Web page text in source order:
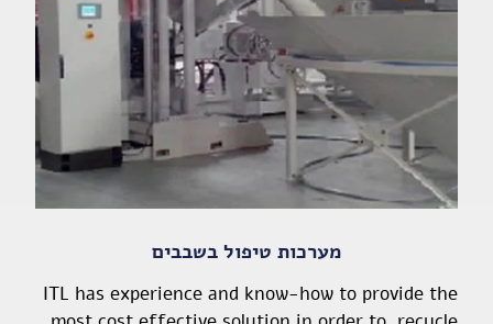
מערכות טיפול בשבבים
ITL has experience and know-how to provide the